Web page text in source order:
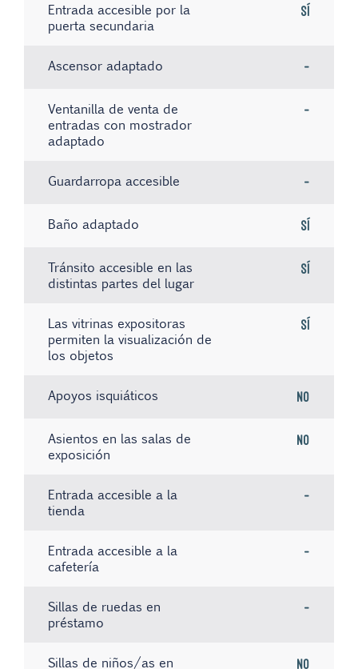
Entrada accesible por la
puerta secundaria
Sí
Ascensor adaptado -
Ventanilla de venta de
entradas con mostrador
adaptado
-
Guardarropa accesible -
Baño adaptado Sí
Tránsito accesible en las
distintas partes del lugar
Sí
Las vitrinas expositoras
permiten la visualización de
los objetos
Sí
Apoyos isquiáticos No
Asientos en las salas de
exposición
No
Entrada accesible a la
tienda
-
Entrada accesible a la
cafetería
-
Sillas de ruedas en
préstamo
-
Sillas de niños/as en
No